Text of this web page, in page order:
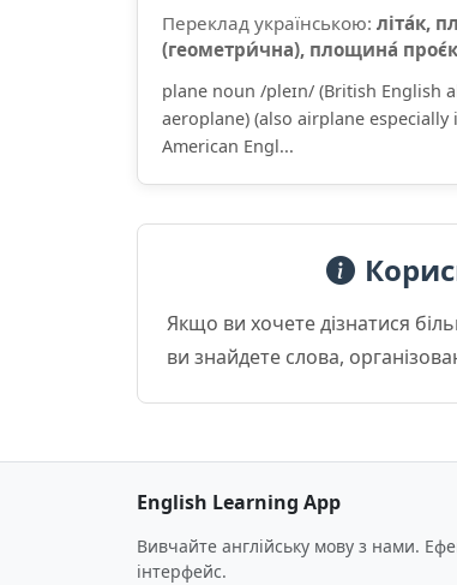
Переклад українською: літа́к,
(геометри́чна), площина́
plane noun /pleɪn/ (British English
aeroplane) (also airplane especially
American Engl...
Якщо ви хочете дізнатися
ви знайдете слова,
English Learning App
Вивчайте англійську мову з нами.
інтерфейс.